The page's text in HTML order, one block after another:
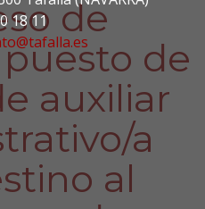
18 11
de
de
auxiliar
a
al